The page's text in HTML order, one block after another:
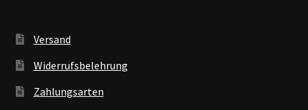
Versand
Widerrufsbelehrung
Zahlungsarten